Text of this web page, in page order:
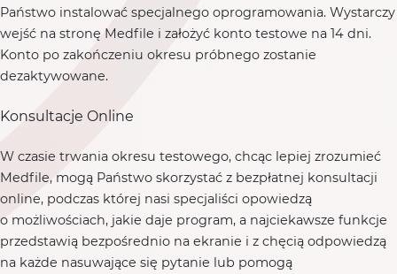
Państwo instalować specjalnego oprogramowania. Wystarczy
wejść na stronę Medfile i założyć konto testowe na 14 dni.
Konto po zakończeniu okresu próbnego zostanie
dezaktywowane.
Konsultacje Online
W czasie trwania okresu testowego, chcąc lepiej zrozumieć
Medfile, mogą Państwo skorzystać z bezpłatnej konsultacji
online, podczas której nasi specjaliści opowiedzą
o możliwościach, jakie daje program, a najciekawsze funkcje
przedstawią bezpośrednio na ekranie i z chęcią odpowiedzą
na każde nasuwające się pytanie lub pomogą